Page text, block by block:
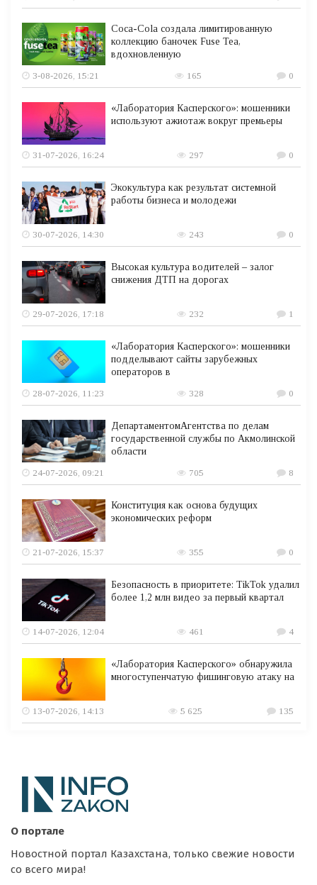
Coca-Cola создала лимитированную
коллекцию баночек Fuse Tea,
вдохновленную
3-08-2026, 15:21
165 0
«Лаборатория Касперского»: мошенники
используют ажиотаж вокруг премьеры
31-07-2026, 16:24 297 0
Экокультура как результат системной
работы бизнеса и молодежи
30-07-2026, 14:30 243 0
Высокая культура водителей – залог
снижения ДТП на дорогах
29-07-2026, 17:18 232 1
«Лаборатория Касперского»: мошенники
подделывают сайты зарубежных
операторов в
28-07-2026, 11:23
328 0
ДепартаментомАгентства по делам
государственной службы по Акмолинской
области
24-07-2026, 09:21
705 8
Конституция как основа будущих
экономических реформ
21-07-2026, 15:37 355 0
Безопасность в приоритете: TikTok удалил
более 1,2 млн видео за первый квартал
14-07-2026, 12:04 461 4
«Лаборатория Касперского» обнаружила
многоступенчатую фишинговую атаку на
13-07-2026, 14:13 5 625 135
О портале
Новостной портал Казахстана, только свежие новости
со всего мира!